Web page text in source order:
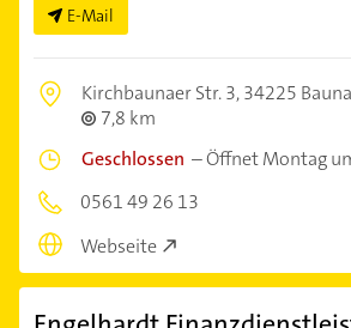
E-Mail
Kirchbaunaer Str. 3,34225
7,8 km
Geschlossen –Öffnet Montag
0561 49 26 13
Webseite